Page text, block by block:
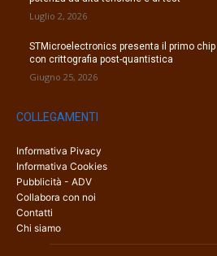
Luglio 2, 2026
STMicroelectronics presenta il primo
con crittografia post-quantistica
Giugno 25, 2026
COLLEGAMENTI
Informativa Pivacy
Informativa Cookies
Pubblicità - ADV
Collabora con noi
Contatti
Chi siamo